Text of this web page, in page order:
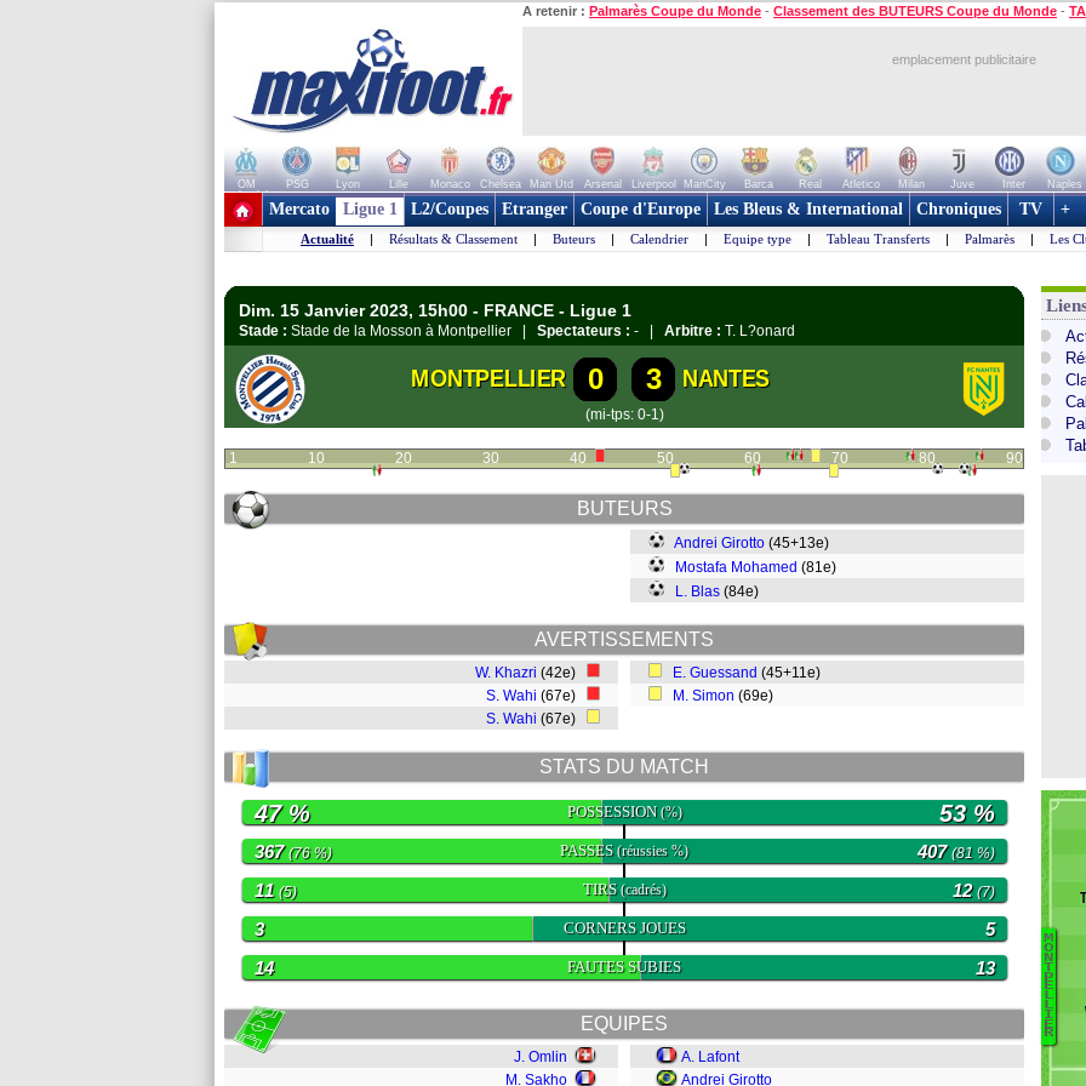
A retenir : Palmarès Coupe du Monde - Classement des BUTEURS Coupe du Monde -
emplacement publicitaire
OM PSG Lyon Lille Monaco Chelsea Man Utd Arsenal Liverpool ManCity Barca Real Atletico Milan Juve Inter Naples
+ de clubs
Mercato Ligue 1 L2/Coupes Etranger Coupe d'Europe Les Bleus & International Chroniques TV +
Actualité | Résultats & Classement | Buteurs | Calendrier | Equipe type | Tableau Transferts | Palmarès | Les
Dim. 15 Janvier 2023, 15h00 - FRANCE - Ligue 1
Stade : Stade de la Mosson à Montpellier | Spectateurs : - | Arbitre : T. L?onard
MONTPELLIER 0 3 NANTES
(mi-tps: 0-1)
1 10 20 30 40 50 60 70 80 90
BUTEURS
Andrei Girotto (45+13e)
Mostafa Mohamed (81e)
L. Blas (84e)
AVERTISSEMENTS
W. Khazri (42e)
S. Wahi (67e)
S. Wahi (67e)
E. Guessand (45+11e)
M. Simon (69e)
STATS DU MATCH
POSSESSION(%)
47 % 53 %
PASSES(réussies %)
367(76 %) 407(81 %)
TIRS(cadrés)
11 (5) 12(7)
CORNERS JOUES
3 5
FAUTES SUBIES
14 13
EQUIPES
J. Omlin
M. Sakho
A. Lafont
Andrei Girotto
M
O
N
T
P
E
L
L
I
E
R